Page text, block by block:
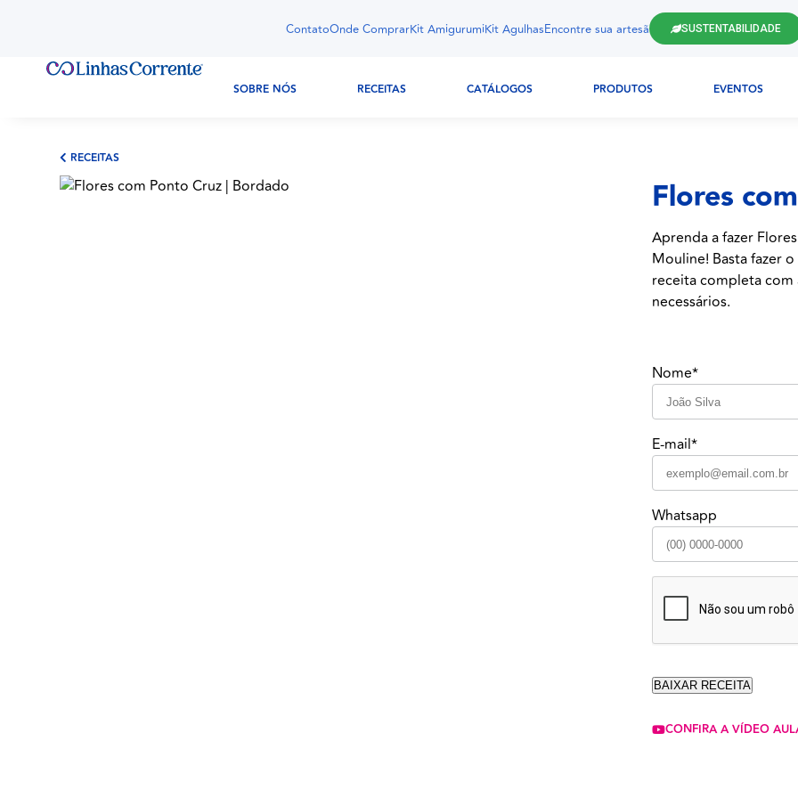
ContatoOnde ComprarKit AmigurumiKit AgulhasEncontre sua artesã SUSTENTABILIDADE
SOBRE NÓS RECEITAS CATÁLOGOS PRODUTOS EVENTOS
RECEITAS
Flores
Aprenda a fazer
Mouline! Basta fazer
receita completa com
necessários.
Nome*
E-mail*
Whatsapp
CONFIRA A VÍDEO